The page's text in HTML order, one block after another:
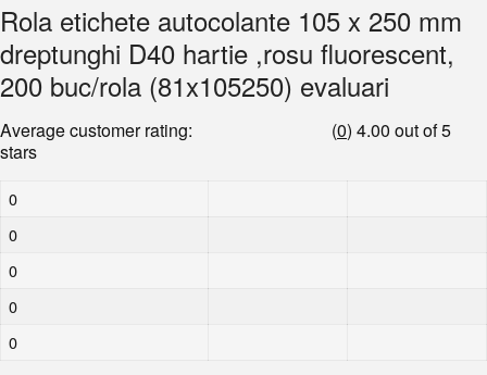
Rola etichete autocolante 105 x 250 mm
dreptunghi D40 hartie ,rosu fluorescent,
200 buc/rola (81x105250) evaluari
Average customer rating: (0) 4.00 out of 5
stars
0
0
0
0
0